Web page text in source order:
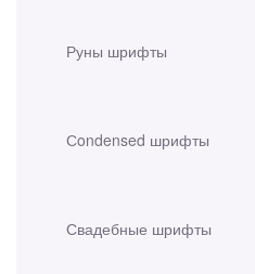
Руны шрифты
Сondensed шрифты
Свадебные шрифты